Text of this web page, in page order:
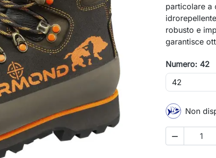
particolare a
robusto e
garantisce
Numero: 42
Non
